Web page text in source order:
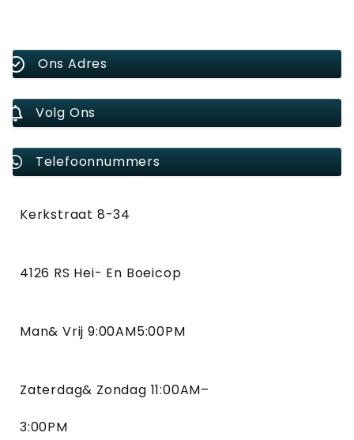
Ons Adres
Volg Ons
Telefoonnummers
Kerkstraat 8-34
4126 RS Hei- En Boeicop
Man& Vrij 9:00AM5:00PM
Zaterdag& Zondag 11:00AM–
3:00PM